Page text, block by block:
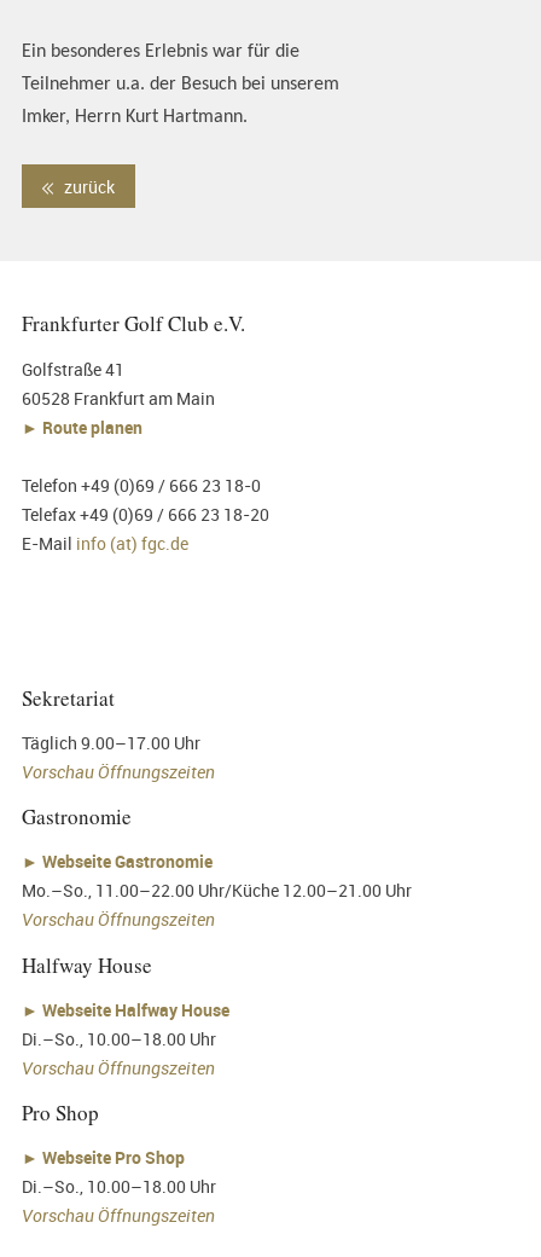
Ein besonderes Erlebnis war für die
Teilnehmer u.a. der Besuch bei unserem
Imker, Herrn Kurt Hartmann.
zurück
Frankfurter Golf Club e.V.
Golfstraße 41
60528 Frankfurt am Main
► Route planen
Telefon +49 (0)69 / 666 23 18-0
Telefax +49 (0)69 / 666 23 18-20
E-Mail info (at) fgc.de
Sekretariat
Täglich 9.00–17.00 Uhr
Vorschau Öffnungszeiten
Gastronomie
► Webseite Gastronomie
Mo.–So., 11.00–22.00 Uhr/Küche 12.00–21.00 Uhr
Vorschau Öffnungszeiten
Halfway House
► Webseite Halfway House
Di.–So., 10.00–18.00 Uhr
Vorschau Öffnungszeiten
Pro Shop
► Webseite Pro Shop
Di.–So., 10.00–18.00 Uhr
Vorschau Öffnungszeiten